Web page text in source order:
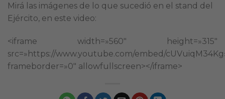
Mirá las imágenes de lo que sucedió en el stand del
Ejército, en este video:
<iframe width=»560″ height=»315″
src=»https://www.youtube.com/embed/
frameborder=»0″ allowfullscreen></iframe>